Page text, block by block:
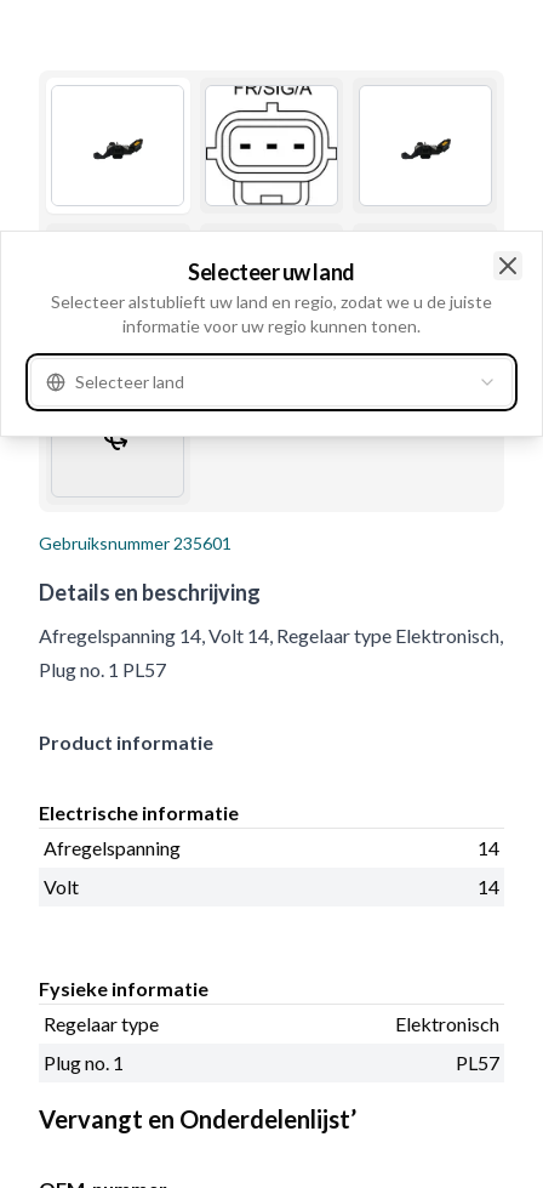
Gebruiksnummer 235601
Details en beschrijving
Afregelspanning 14, Volt 14, Regelaar type Elektronisch,
Plug no. 1 PL57
Product informatie
Electrische informatie
Afregelspanning
14
Volt
14
Fysieke informatie
Regelaar type
Elektronisch
Plug no. 1
PL57
Vervangt en Onderdelenlijst’
Selecteer uw land
Selecteer alstublieft uw land en regio, zodat we u de juiste
informatie voor uw regio kunnen tonen.
Selecteer land